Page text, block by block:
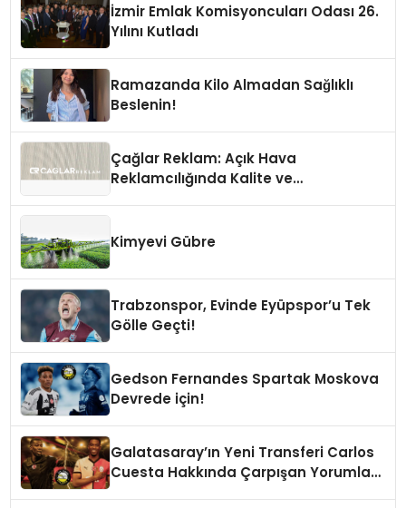
İzmir Emlak Komisyoncuları Odası 26.
Yılını Kutladı
Ramazanda Kilo Almadan Sağlıklı
Beslenin!
Çağlar Reklam: Açık Hava
Reklamcılığında Kalite ve
Kimyevi Gübre
Trabzonspor, Evinde Eyüpspor’u Tek
Gölle Geçti!
Gedson Fernandes Spartak Moskova
Devrede için!
Galatasaray’ın Yeni Transferi Carlos
Cuesta Hakkında Çarpışan Yorumlar: